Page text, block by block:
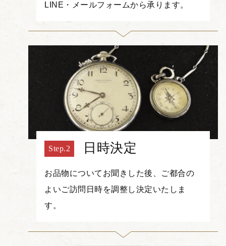
LINE・メールフォームから承ります。
日時決定
お品物についてお聞きした後、ご都合の
よいご訪問日時を調整し決定いたしま
す。